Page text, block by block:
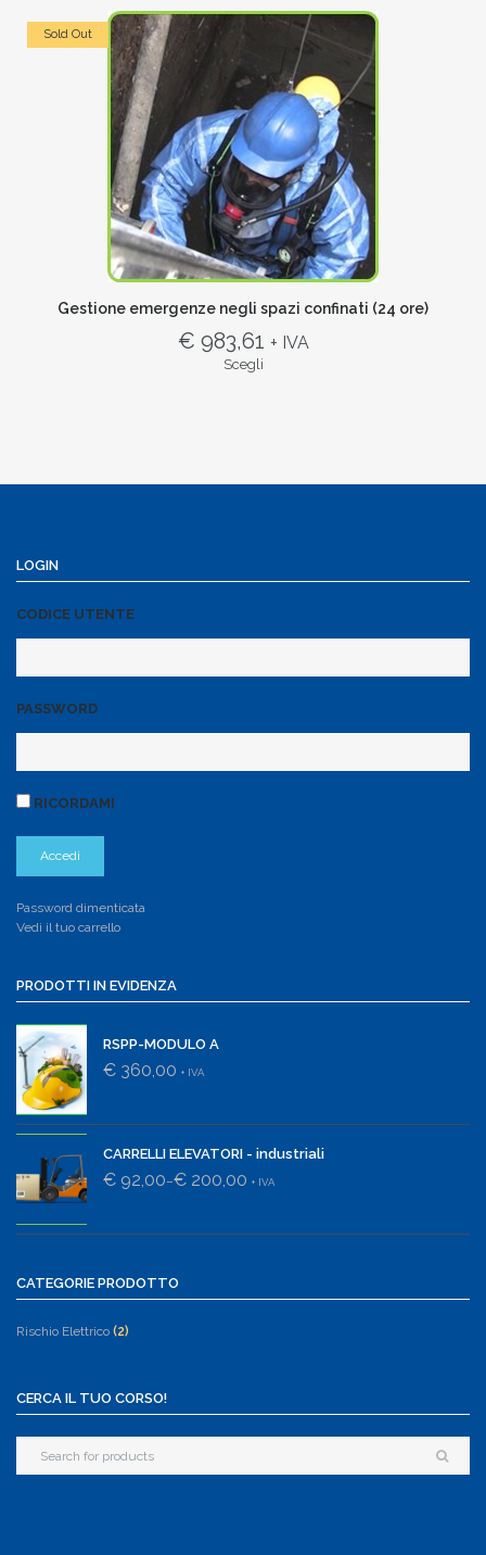
Sold Out
Gestione emergenze negli spazi confinati (24 ore)
€ 983,61 + IVA
Scegli
LOGIN
CODICE UTENTE
PASSWORD
RICORDAMI
Password dimenticata
Vedi il tuo carrello
PRODOTTI IN EVIDENZA
RSPP-MODULO A
€ 360,00 + IVA
CARRELLI ELEVATORI - industriali
€ 92,00–€ 200,00 + IVA
CATEGORIE PRODOTTO
Rischio Elettrico (2)
CERCA IL TUO CORSO!